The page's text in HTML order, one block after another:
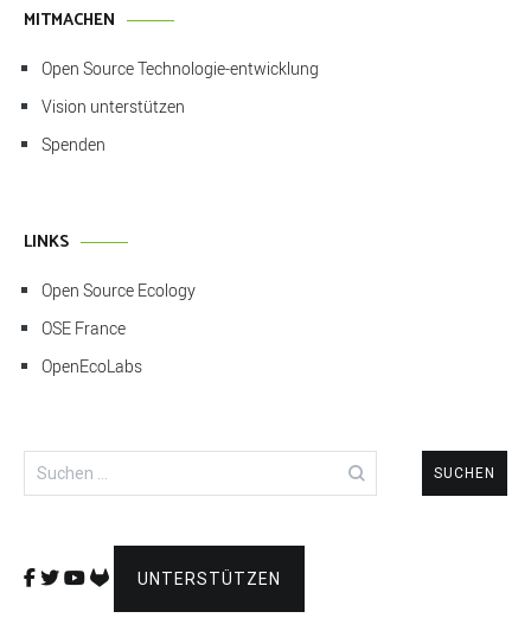
MITMACHEN
Open Source Technologie-entwicklung
Vision unterstützen
Spenden
LINKS
Open Source Ecology
OSE France
OpenEcoLabs
Suchen
nach:
UNTERSTÜTZEN